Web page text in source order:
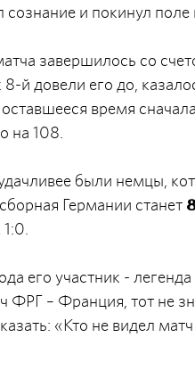
сознание и покинул
завершилось со
8-й довели его до,
время
на 108.
были немцы,
Германии станет
его участник -
ФРГ – Франция, тот не
«Кто не видел